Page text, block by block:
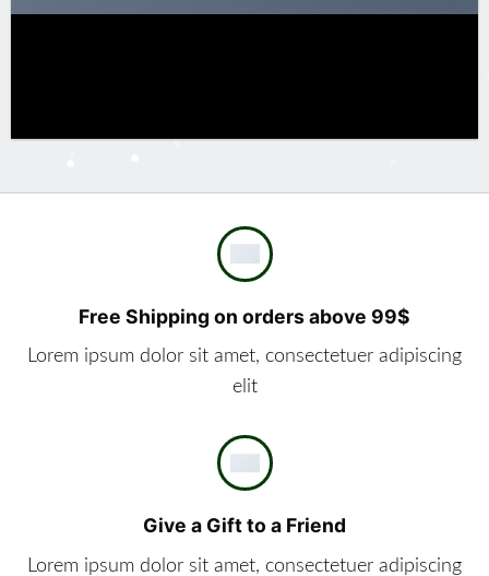
Free Shipping on orders above 99$
Lorem ipsum dolor sit amet, consectetuer adipiscing
elit
Give a Gift to a Friend
Lorem ipsum dolor sit amet, consectetuer adipiscing